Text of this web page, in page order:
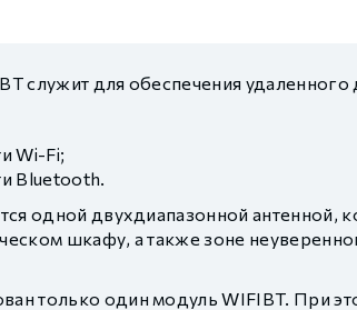
служит для обеспечения удаленного
Wi-Fi;
Bluetooth.
одной двухдиапазонной антенной,
шкафу, а также зоне
только один модуль WIFIBT. При